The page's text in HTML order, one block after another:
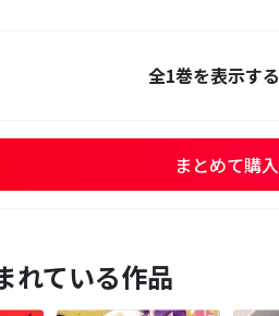
全1巻を表示する
まとめて購入
れている作品